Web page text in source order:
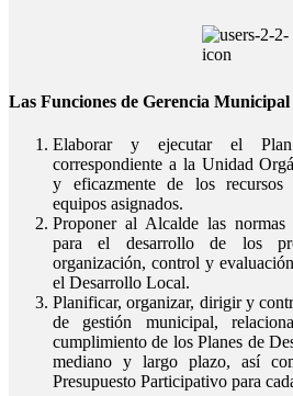
Las Funciones de Gerencia Municipal
Elaborar y ejecutar el Plan
correspondiente a la Unidad
y eficazmente de los recursos
equipos asignados.
Proponer al Alcalde las normas
para el desarrollo de los
organización, control y
el Desarrollo Local.
Planificar, organizar, dirigir y
de gestión municipal,
cumplimiento de los Planes de
mediano y largo plazo, así
Presupuesto Participativo para